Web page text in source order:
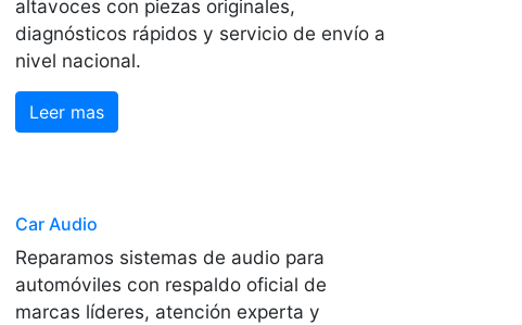
altavoces con piezas originales,
diagnósticos rápidos y servicio de envío a
nivel nacional.
Leer mas
Car Audio
Reparamos sistemas de audio para
automóviles con respaldo oficial de
marcas líderes, atención experta y